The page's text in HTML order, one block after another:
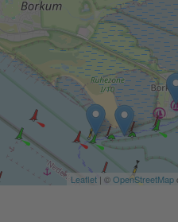
Leaflet | ©OpenStreetMap